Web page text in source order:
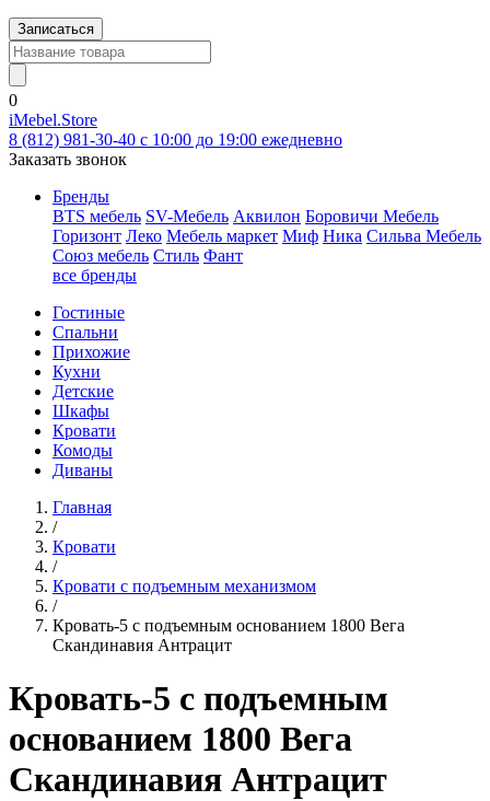
Записаться
0
iMebel.Store
8 (812) 981-30-40 c 10:00 до 19:00 ежедневно
Заказать звонок
Бренды
BTS мебель SV-Мебель Аквилон Боровичи Мебель
Горизонт Леко Мебель маркет Миф Ника Сильва Мебель
Союз мебель Стиль Фант
все бренды
Гостиные
Спальни
Прихожие
Кухни
Детские
Шкафы
Кровати
Комоды
Диваны
Главная
/
Кровати
/
Кровати с подъемным механизмом
/
Кровать-5 с подъемным основанием 1800 Вега
Скандинавия Антрацит
Кровать-5 с подъемным
основанием 1800 Вега
Скандинавия Антрацит